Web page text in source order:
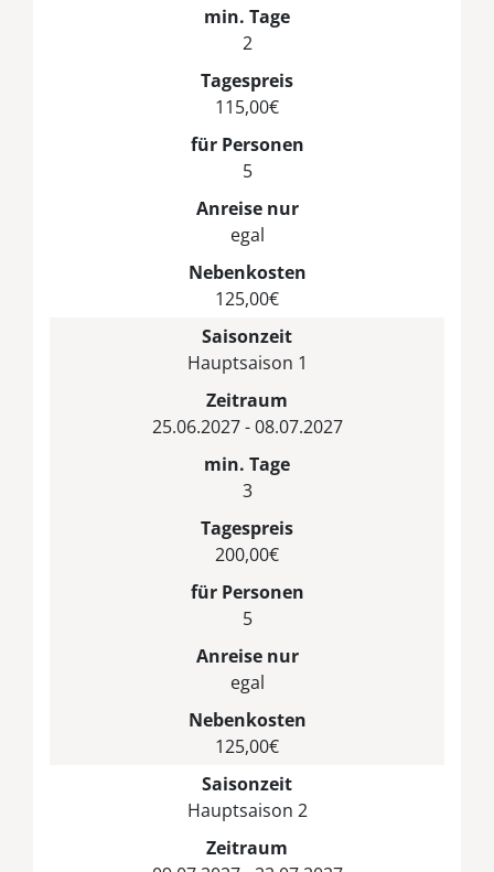
min. Tage
2
Tagespreis
115,00€
für Personen
5
Anreise nur
egal
Nebenkosten
125,00€
Saisonzeit
Hauptsaison 1
Zeitraum
25.06.2027 - 08.07.2027
min. Tage
3
Tagespreis
200,00€
für Personen
5
Anreise nur
egal
Nebenkosten
125,00€
Saisonzeit
Hauptsaison 2
Zeitraum